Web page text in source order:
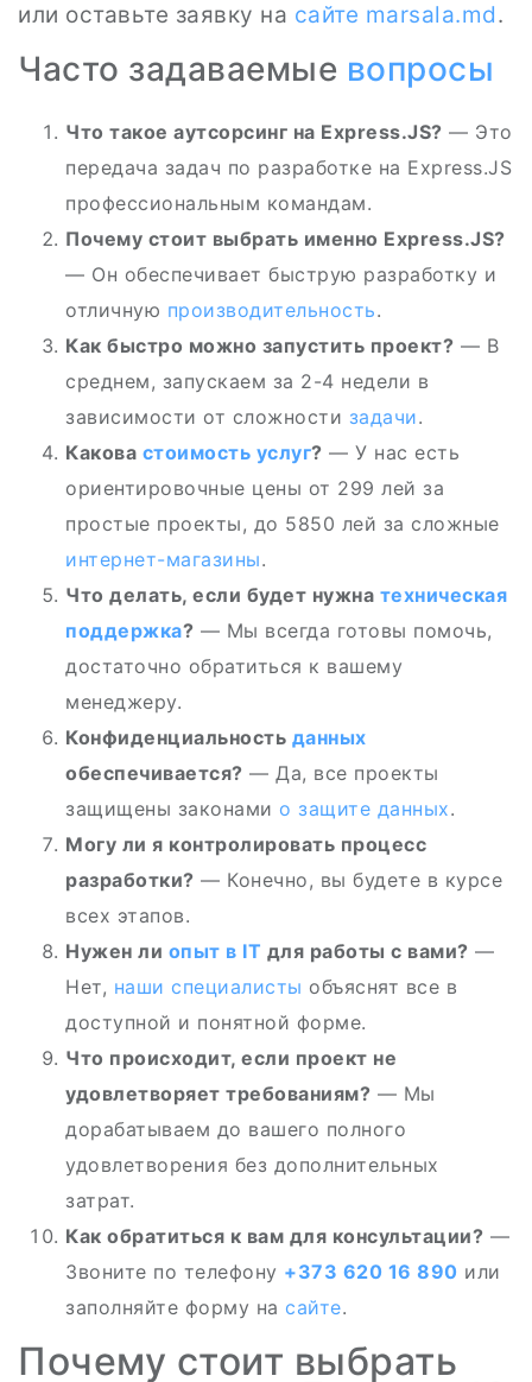
или оставьте заявку на сайте marsala.md.
Часто задаваемые вопросы
Что такое аутсорсинг на Express.JS? — Это
передача задач по разработке на Express.JS
профессиональным командам.
Почему стоит выбрать именно Express.JS?
— Он обеспечивает быструю разработку и
отличную производительность.
Как быстро можно запустить проект? — В
среднем, запускаем за 2-4 недели в
зависимости от сложности задачи.
Какова стоимость услуг? — У нас есть
ориентировочные цены от 299 лей за
простые проекты, до 5850 лей за сложные
интернет-магазины.
Что делать, если будет нужна техническая
поддержка? — Мы всегда готовы помочь,
достаточно обратиться к вашему
менеджеру.
Конфиденциальность данных
обеспечивается? — Да, все проекты
защищены законами о защите данных.
Могу ли я контролировать процесс
разработки? — Конечно, вы будете в курсе
всех этапов.
Нужен ли опыт в IT для работы с вами? —
Нет, наши специалисты объяснят все в
доступной и понятной форме.
Что происходит, если проект не
удовлетворяет требованиям? — Мы
дорабатываем до вашего полного
удовлетворения без дополнительных
затрат.
Как обратиться к вам для консультации? —
Звоните по телефону +373 620 16 890 или
заполняйте форму на сайте.
Почему стоит выбрать